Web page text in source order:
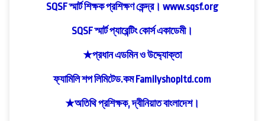
SQSF স্মার্ট শিক্ষক প্রশিক্ষণ কেন্দ্র। www.sqsf.org
SQSF স্মার্ট প্যারেন্টিং কোর্স একাডেমী।
★প্রধান এডমিন ও উদ্দ্যোক্তা
ফ্যামিলি শপ লিমিটেড.কম Familyshopltd.com
★অতিথি প্রশিক্ষক, দ্বীনিয়াত বাংলাদেশ।